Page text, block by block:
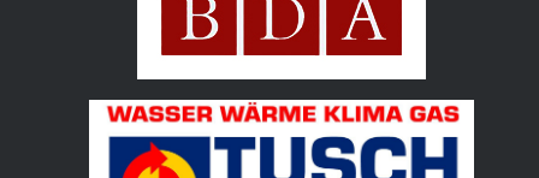
Bundesdenkmalamt